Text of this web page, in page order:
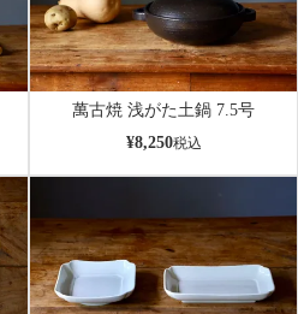
萬古焼 浅がた土鍋 7.5号
¥8,250税込